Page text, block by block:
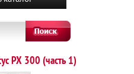
PX 300 (часть 1)